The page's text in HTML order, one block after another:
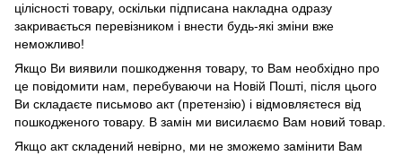
цілісності товару, оскільки підписана накладна одразу
закривається перевізником і внести будь-які зміни вже
неможливо!
Якщо Ви виявили пошкодження товару, то Вам необхідно про
це повідомити нам, перебуваючи на Новій Пошті, після цього
Ви складаєте письмово акт (претензію) і відмовляєтеся від
пошкодженого товару. В замін ми висилаємо Вам новий товар.
Якщо акт складений невірно, ми не зможемо замінити Вам